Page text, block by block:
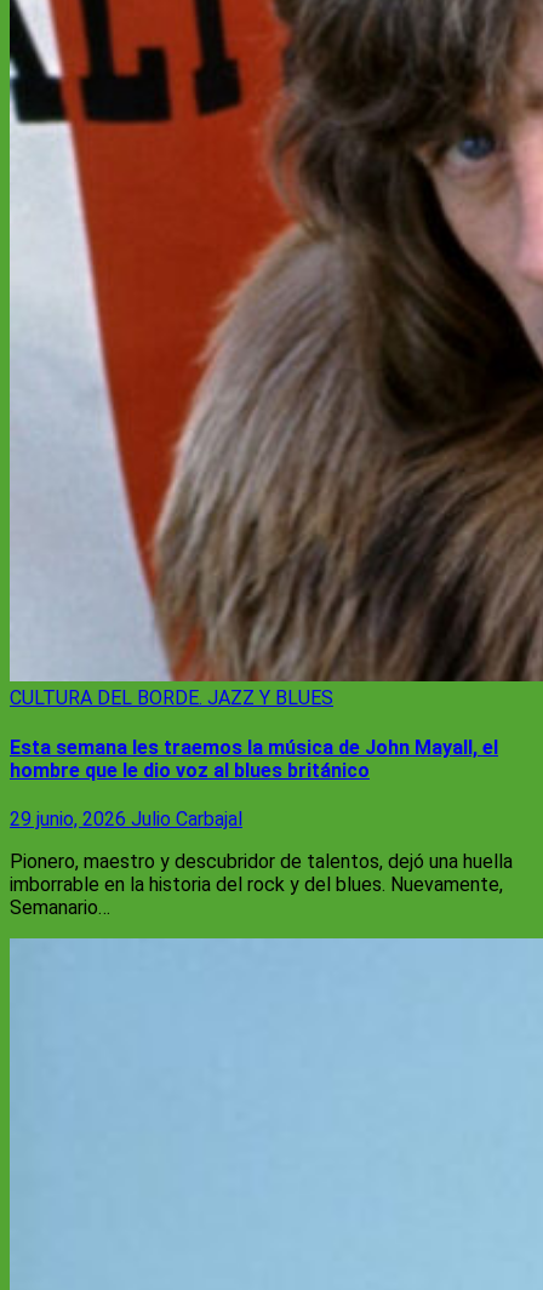
CULTURA DEL BORDE. JAZZ Y BLUES
Esta semana les traemos la música de John Mayall, el
hombre que le dio voz al blues británico
29 junio, 2026 Julio Carbajal
Pionero, maestro y descubridor de talentos, dejó una huella
imborrable en la historia del rock y del blues. Nuevamente,
Semanario…